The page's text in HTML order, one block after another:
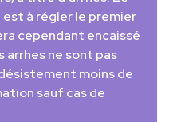
à régler le premier
cependant encaissé
arrhes ne sont pas
moins de
sauf cas de